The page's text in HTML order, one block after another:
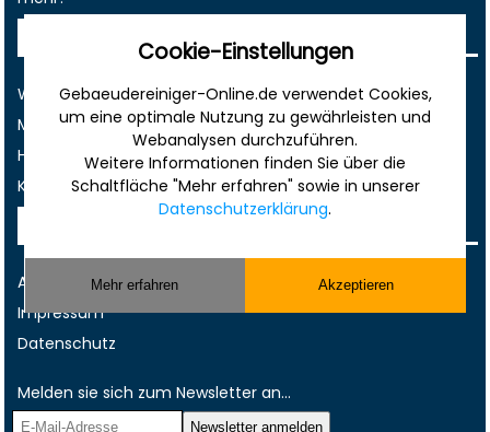
Werbung
Musterverträge und Vorlagen
Hilfe
Kontakt
AGB
Impressum
Datenschutz
Melden sie sich zum Newsletter an...
Cookie-Einstellungen
Gebaeudereiniger-Online.de verwendet Cookies,
um eine optimale Nutzung zu gewährleisten und
Webanalysen durchzuführen.
Weitere Informationen finden Sie über die
Schaltfläche "Mehr erfahren" sowie in unserer
Datenschutzerklärung.
Mehr erfahren Akzeptieren